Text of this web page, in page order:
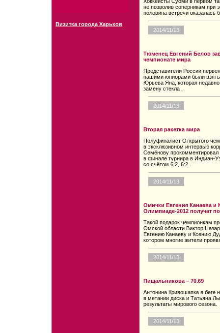
Визитка города Харьков
не позволив соперникам при
половина встречи оказалась
2014/11/13
Тюменец Евгений Белов
чемпионате мира
Представители России
нашими юниорами были
Юрьевa Яна, которая
замену стекла .
2014/11/13
Вторая ракетка мира
Полуфиналист Открытого
в эксклюзивном интервью
Семёнову
в финале турнира в Индиан-
со счётом 6:2, 6:2.
2014/11/13
Омички Евгения Канаева и
Олимпиаде-2012 получат
Такой подарок чемпионкам
Омской области Виктор
Евгению Канаеву и Ксению
котором многие жители
2014/11/13
Пищальникова – 70.69
Антонина Кривошапка в беге
в метании диска и Татьяна
результаты мирового сезона.
2014/11/13